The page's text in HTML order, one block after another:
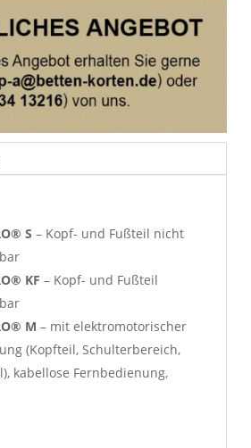
S – Kopf- und Fußteil nicht
KF– Kopf- und Fußteil
M– mit elektromotorischer
(Kopfteil, Schulterbereich,
kabellose Fernbedienung,